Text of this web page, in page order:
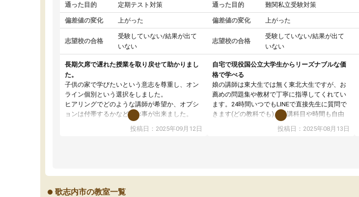
通った目的 定期テスト対策
偏差値の変化 上がった
志望校の合格
受験していない/結果が出て
いない
長期欠席で遅れた授業を取り戻せて助かりまし
た。
子供の家で学びたいという意志を尊重し、オン
ライン個別という選択をしました。
ヒアリングでどのような講師が希望か、オプシ
ョンは付帯するかなど選ぶ事が出来ました。
講師とのマッチング後講師との初回ミーティン
グを行い、その講師で良いか他の講師を希望す
オンラインツールを使用した単語帳の共有があ
投稿日：2025年09月12日
通った目的 難関私立受験対策
偏差値の変化 上がった
志望校の合格
受験していない/結果が出て
いない
自宅で現役国公立大学生からリーズナブルな価
格で学べる
娘の講師は東大生では無く東北大生ですが、お
薦めの問題集や教材で丁寧に指導してくれてい
ます。24時間いつでもLINEで直接先生に質問で
きます(どの教科でも)。受講科目や時間も自由
に決めれるので、個人に合った勉強ができると
思います。カリキュラム相談みたいなのがあり
投稿日：2025年08月13日
歌志内市の教室一覧